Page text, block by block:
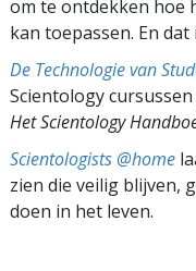
om te ontdekken hoe
kan toepassen. En
De Technologie van
Scientology
Het Scientology
Scientologists @home
zien die veilig blijven,
doen in het leven.